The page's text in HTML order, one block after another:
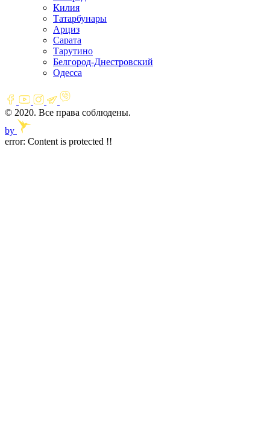
Килия
Татарбунары
Арциз
Сарата
Тарутино
Белгород-Днестровский
Одесса
© 2020. Все права соблюдены.
by
error: Content is protected !!